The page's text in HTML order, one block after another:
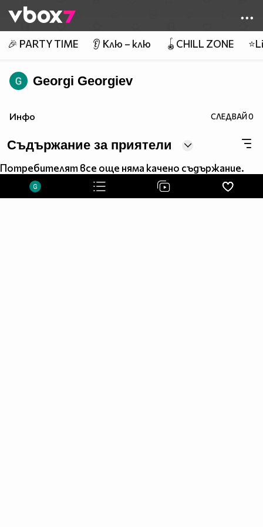
👾
🎉 PARTY TIME 👂 Клю – клю 🪀CHILL ZONE
Georgi Georgiev
Инфо СЛЕДВАЙ0
Съдържание за приятели
Потребителят все още няма качено съдържание.